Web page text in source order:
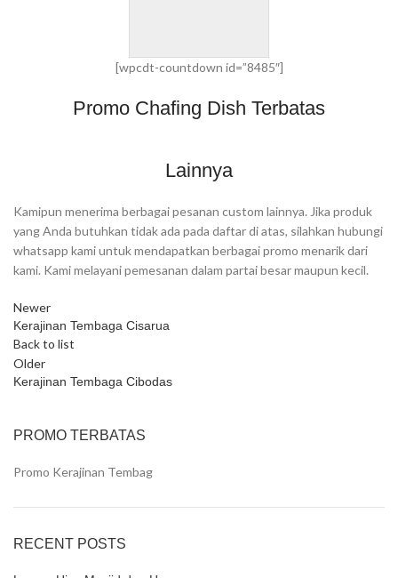
[wpcdt-countdown id=”8485″]
Promo Chafing Dish Terbatas
Lainnya
Kamipun menerima berbagai pesanan custom lainnya. Jika produk
yang Anda butuhkan tidak ada pada daftar di atas, silahkan hubungi
whatsapp kami untuk mendapatkan berbagai promo menarik dari
kami. Kami melayani pemesanan dalam partai besar maupun kecil.
Newer
Kerajinan Tembaga Cisarua
Back to list
Older
Kerajinan Tembaga Cibodas
PROMO TERBATAS
Promo Kerajinan Tembag
RECENT POSTS